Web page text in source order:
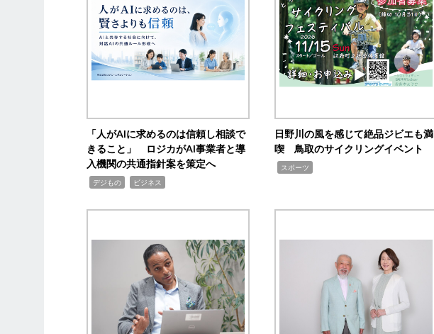
「人がAIに求めるのは信頼し相談で
きること」 ロジカがAI事業者と導
入機関の共通指針案を策定へ
デジもの ビジネス
日野川の風を感じて絶品ジビエも満
喫 鳥取のサイクリングイベント
スポーツ